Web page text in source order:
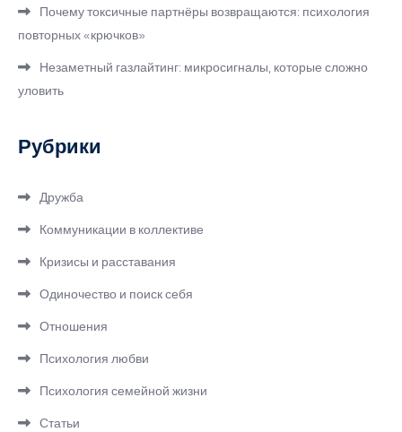
Почему токсичные партнёры возвращаются: психология
повторных «крючков»
Незаметный газлайтинг: микросигналы, которые сложно
уловить
Рубрики
Дружба
Коммуникации в коллективе
Кризисы и расставания
Одиночество и поиск себя
Отношения
Психология любви
Психология семейной жизни
Статьи